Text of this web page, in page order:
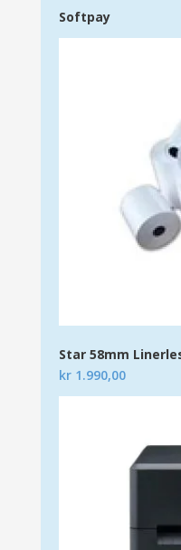
Softpay
Star 58mm
kr1.990,00